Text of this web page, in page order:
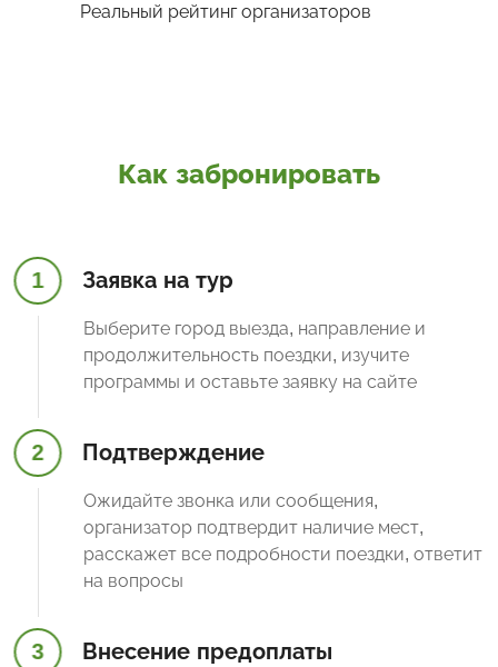
Реальный рейтинг организаторов
Как забронировать
1 Заявка на тур
Выберите город выезда, направление и
продолжительность поездки, изучите
программы и оставьте заявку на сайте
2 Подтверждение
Ожидайте звонка или сообщения,
организатор подтвердит наличие мест,
расскажет все подробности поездки, ответит
на вопросы
3 Внесение предоплаты